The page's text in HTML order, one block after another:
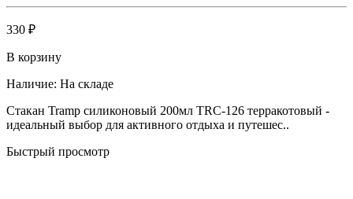
330 ₽
В корзину
Наличие: На складе
Стакан Tramp силиконовый 200мл TRC-126 терракотовый -
идеальный выбор для активного отдыха и путешес..
Быстрый просмотр